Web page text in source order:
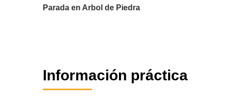
Parada en Arbol de Piedra
Información práctica